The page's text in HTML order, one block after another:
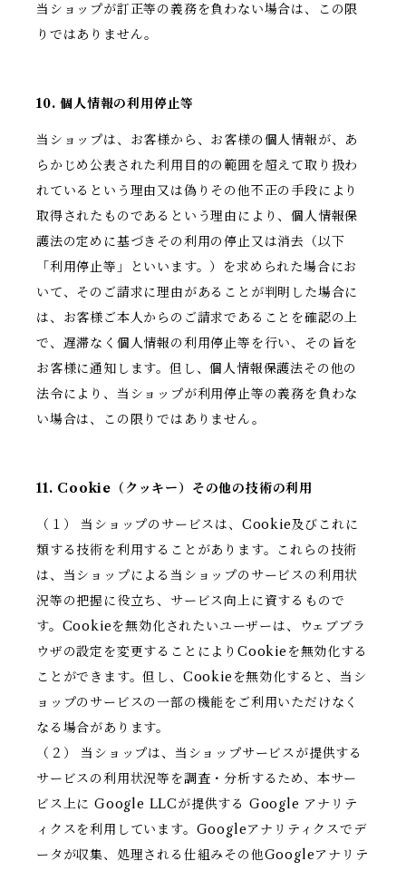
当ショップが訂正等の義務を負わない場合は、この限
りではありません。
10. 個人情報の利用停止等
当ショップは、お客様から、お客様の個人情報が、あ
らかじめ公表された利用目的の範囲を超えて取り扱わ
れているという理由又は偽りその他不正の手段により
取得されたものであるという理由により、個人情報保
護法の定めに基づきその利用の停止又は消去（以下
「利用停止等」といいます。）を求められた場合にお
いて、そのご請求に理由があることが判明した場合に
は、お客様ご本人からのご請求であることを確認の上
で、遅滞なく個人情報の利用停止等を行い、その旨を
お客様に通知します。但し、個人情報保護法その他の
法令により、当ショップが利用停止等の義務を負わな
い場合は、この限りではありません。
11. Cookie（クッキー）その他の技術の利用
（１） 当ショップのサービスは、Cookie及びこれに
類する技術を利用することがあります。これらの技術
は、当ショップによる当ショップのサービスの利用状
況等の把握に役立ち、サービス向上に資するもので
す。Cookieを無効化されたいユーザーは、ウェブブラ
ウザの設定を変更することによりCookieを無効化する
ことができます。但し、Cookieを無効化すると、当シ
ョップのサービスの一部の機能をご利用いただけなく
なる場合があります。
（２） 当ショップは、当ショップサービスが提供する
サービスの利用状況等を調査・分析するため、本サー
ビス上に Google LLCが提供する Google アナリテ
ィクスを利用しています。Googleアナリティクスでデ
ータが収集、処理される仕組みその他Googleアナリテ